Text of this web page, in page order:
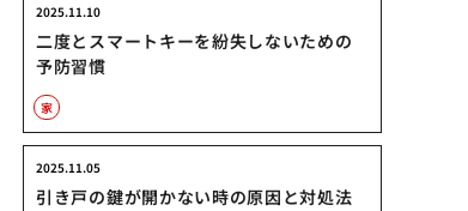
二度とスマートキーを紛失しないための
予防習慣
2025.11.10
家
引き戸の鍵が開かない時の原因と対処法
2025.11.05